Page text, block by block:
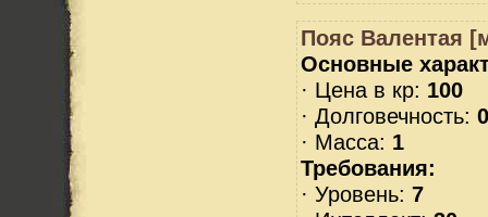
Пояс Валентая
Основные
· Цена в кр: 100
· Долговечность:
· Масса: 1
Требования:
· Уровень: 7